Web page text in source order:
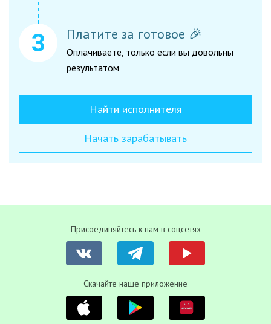
Платите за готовое 🎉
Оплачиваете, только если вы довольны
результатом
Найти исполнителя
Начать зарабатывать
Присоединяйтесь к нам в соцсетях
Скачайте наше приложение